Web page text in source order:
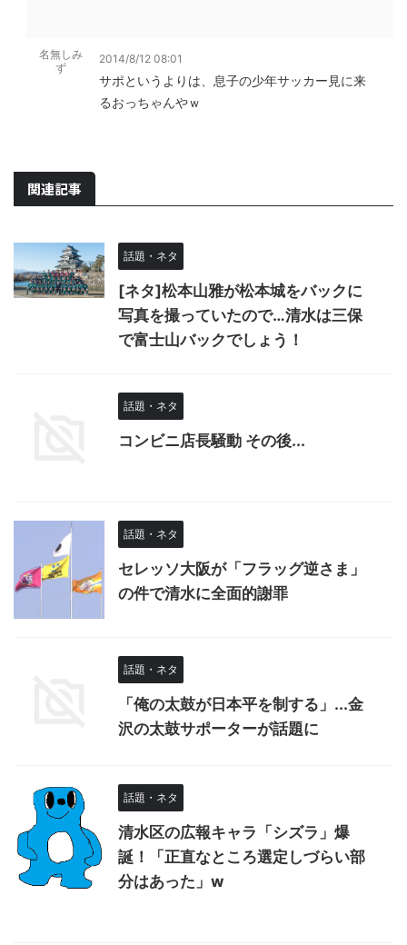
名無しみ
ず
2014/8/12 08:01
サポというよりは、息子の少年サッカー見に来
るおっちゃんやｗ
関連記事
話題・ネタ
[ネタ]松本山雅が松本城をバックに
写真を撮っていたので…清水は三保
で富士山バックでしょう！
話題・ネタ
コンビニ店長騒動 その後...
話題・ネタ
セレッソ大阪が「フラッグ逆さま」
の件で清水に全面的謝罪
話題・ネタ
「俺の太鼓が日本平を制する」...金
沢の太鼓サポーターが話題に
話題・ネタ
清水区の広報キャラ「シズラ」爆
誕！「正直なところ選定しづらい部
分はあった」w